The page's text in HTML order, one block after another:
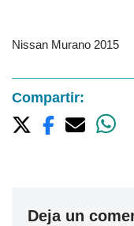
Nissan Murano 2015
Compartir:
Deja un